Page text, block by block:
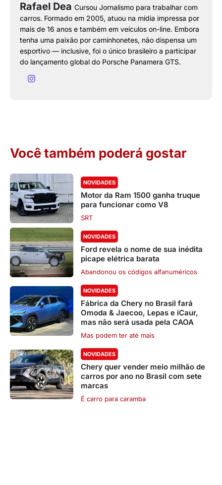
Rafael Dea Cursou Jornalismo para trabalhar com
carros. Formado em 2005, atuou na mídia impressa por
mais de 16 anos e também em veículos on-line. Embora
tenha uma paixão por caminhonetes, não dispensa um
esportivo — inclusive, foi o único brasileiro a participar
do lançamento global do Porsche Panamera GTS.
Você também poderá gostar
NOVIDADES
Motor da Ram 1500 ganha truque
para funcionar como V8
SRT
NOVIDADES
Ford revela o nome de sua inédita
picape elétrica barata
Abandonou os códigos alfanuméricos
NOVIDADES
Fábrica da Chery no Brasil fará
Omoda & Jaecoo, Lepas e iCaur,
mas não será usada pela CAOA
Mas podem ter até mais
NOVIDADES
Chery quer vender meio milhão de
carros por ano no Brasil com sete
marcas
É carro para caramba